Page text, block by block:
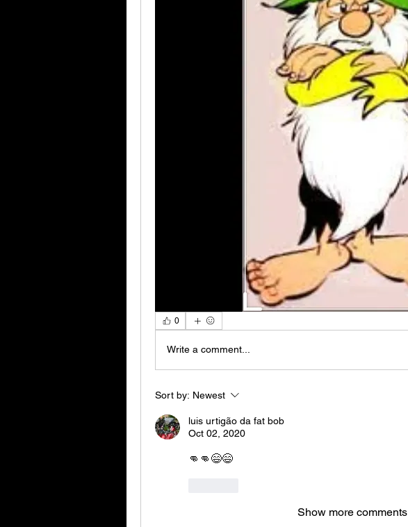
0
Write a comment...
Sort by: Newest
luis urtigão da fat bob
Oct 02, 2020
👊👊😄😄
Show more comments